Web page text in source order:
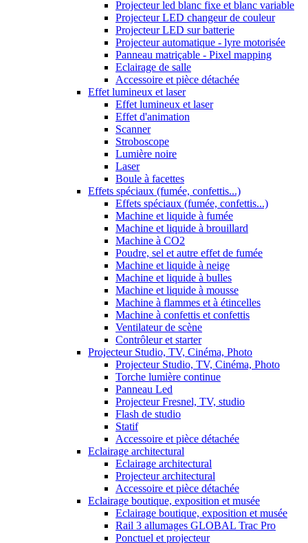
Projecteur led blanc fixe et blanc variable
Projecteur LED changeur de couleur
Projecteur LED sur batterie
Projecteur automatique - lyre motorisée
Panneau matriçable - Pixel mapping
Eclairage de salle
Accessoire et pièce détachée
Effet lumineux et laser
Effet lumineux et laser
Effet d'animation
Scanner
Stroboscope
Lumière noire
Laser
Boule à facettes
Effets spéciaux (fumée, confettis...)
Effets spéciaux (fumée, confettis...)
Machine et liquide à fumée
Machine et liquide à brouillard
Machine à CO2
Poudre, sel et autre effet de fumée
Machine et liquide à neige
Machine et liquide à bulles
Machine et liquide à mousse
Machine à flammes et à étincelles
Machine à confettis et confettis
Ventilateur de scène
Contrôleur et starter
Projecteur Studio, TV, Cinéma, Photo
Projecteur Studio, TV, Cinéma, Photo
Torche lumière continue
Panneau Led
Projecteur Fresnel, TV, studio
Flash de studio
Statif
Accessoire et pièce détachée
Eclairage architectural
Eclairage architectural
Projecteur architectural
Accessoire et pièce détachée
Eclairage boutique, exposition et musée
Eclairage boutique, exposition et musée
Rail 3 allumages GLOBAL Trac Pro
Ponctuel et projecteur